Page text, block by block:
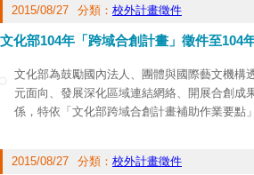
2015/08/27 分類： 校外計畫徵件
文化部104年「跨域合創計畫」徵件至104
文化部為鼓勵國內法人、團體與國際藝文機構
元面向、發展深化區域連結網絡、開展合創
係，特依「文化部跨域合創計畫補助作業要點
機構（其總部係位在外國或中國大陸、香港、
2015/08/27 分類： 校外計畫徵件